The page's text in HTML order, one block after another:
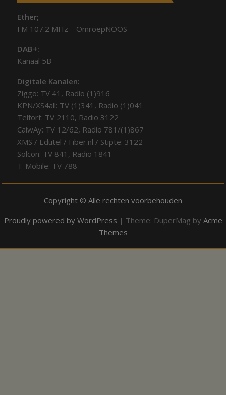
Ether;
FM 107.2 MHz – OmroepNOOS
DAB+:
Kanaal 5B
Digitale Kanalen:
Ziggo: TV 41, Radio (1)916
KPN/XS4all: TV (1)341, Radio (1)041
Telfort: TV 2110, Radio 3122
CaiwAy: TV 12/62, Radio 781/(1)867
XMS / Edutel / Fiber.nl / Stipte: 3122
Solcon: TV 841, Radio 1841
T-Mobile: TV 788
Copyright © Alle rechten voorbehouden
Proudly powered by WordPress | Theme: DuperMag by Acme
Themes